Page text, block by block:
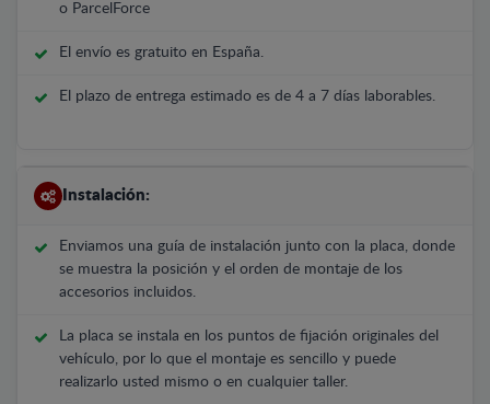
o ParcelForce
El envío es gratuito en España.
El plazo de entrega estimado es de 4 a 7 días laborables.
Instalación:
Enviamos una guía de instalación junto con la placa, donde
se muestra la posición y el orden de montaje de los
accesorios incluidos.
La placa se instala en los puntos de fijación originales del
vehículo, por lo que el montaje es sencillo y puede
realizarlo usted mismo o en cualquier taller.